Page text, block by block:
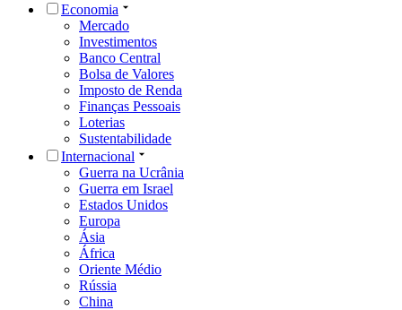
Economia
Mercado
Investimentos
Banco Central
Bolsa de Valores
Imposto de Renda
Finanças Pessoais
Loterias
Sustentabilidade
Internacional
Guerra na Ucrânia
Guerra em Israel
Estados Unidos
Europa
Ásia
África
Oriente Médio
Rússia
China